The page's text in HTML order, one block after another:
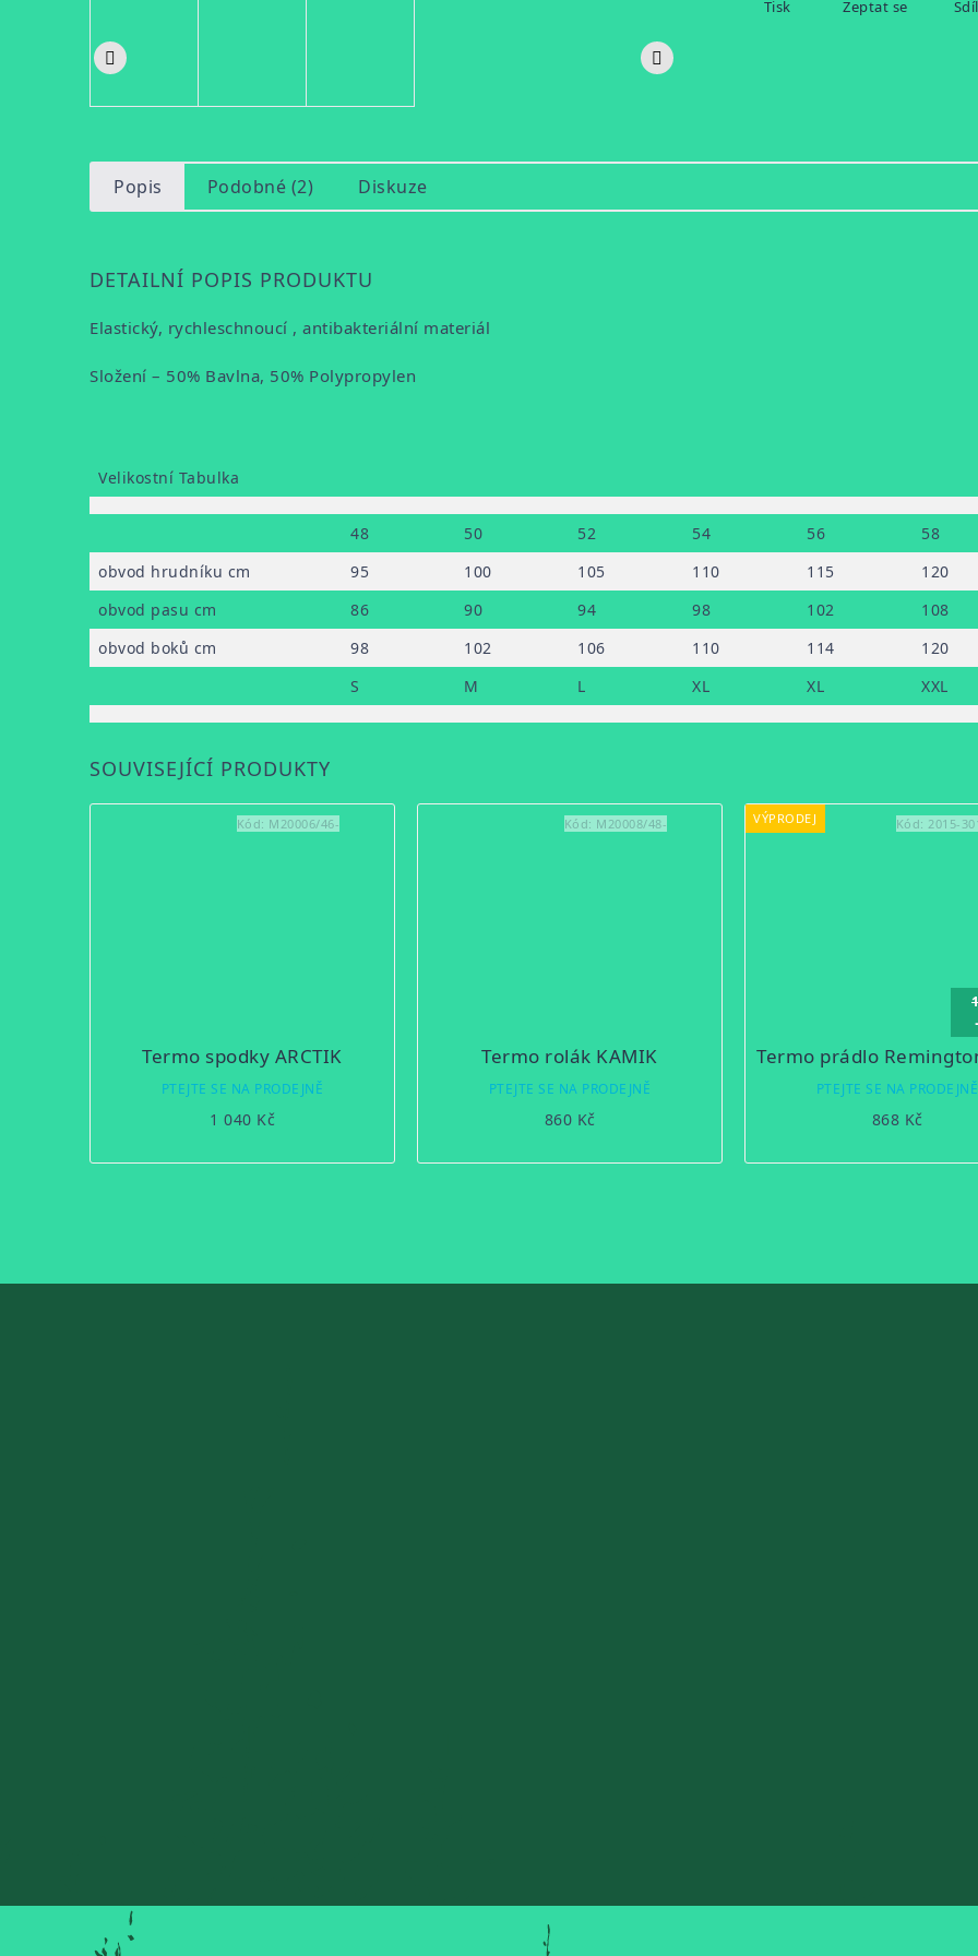
Tisk Zeptat se
Popis Podobné (2) Diskuze
DETAILNÍ POPIS PRODUKTU
Elastický, rychleschnoucí , antibakteriální materiál
Složení – 50% Bavlna, 50% Polypropylen
Velikostní Tabulka
48 50 52 54 56
58
obvod hrudníku cm
95 100 105 110 115
120
obvod pasu cm
86 90 94 98 102
108
obvod boků cm
98 102 106 110 114
120
S
M L XL XL XXL
SOUVISEJÍCÍ PRODUKTY
Termo spodky ARCTIK
PTEJTE SE NA PRODEJNĚ
1 040 Kč
Kód: M20006/46-
Termo rolák KAMIK
PTEJTE SE NA PRODEJNĚ
860 Kč
Kód: M20008/48- VÝPRODEJ
PTEJTE SE NA PRODEJNĚ
868 Kč
Kód: 2015-